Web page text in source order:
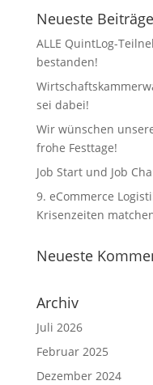
Neueste Beiträge
ALLE QuintLog-
bestanden!
sei dabei!
Wir wünschen
frohe Festtage!
Job Start und Job
9. eCommerce
Krisenzeiten
Neueste
Archiv
Juli 2026
Februar 2025
Dezember 2024